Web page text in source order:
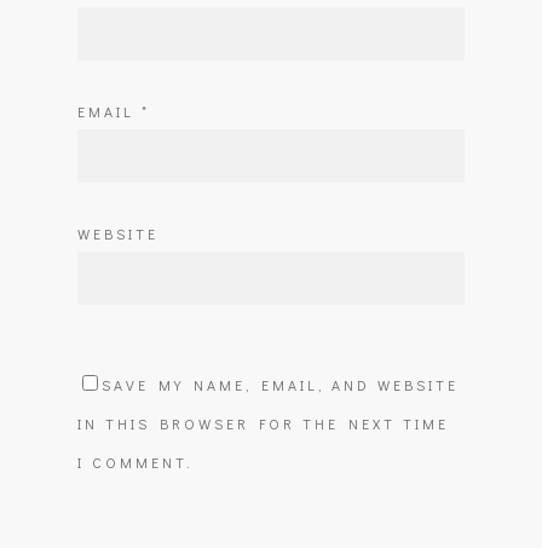
EMAIL *
WEBSITE
SAVE MY NAME, EMAIL, AND WEBSITE
IN THIS BROWSER FOR THE NEXT TIME
I COMMENT.